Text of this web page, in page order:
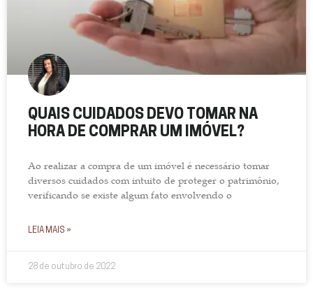
QUAIS CUIDADOS DEVO TOMAR NA
HORA DE COMPRAR UM IMÓVEL?
Ao realizar a compra de um imóvel é necessário tomar
diversos cuidados com intuito de proteger o patrimônio,
verificando se existe algum fato envolvendo o
LEIA MAIS »
28 de outubro de 2022